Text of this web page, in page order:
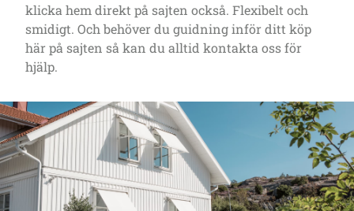
klicka hem direkt på sajten också. Flexibelt och
smidigt. Och behöver du guidning inför ditt köp
här på sajten så kan du alltid kontakta oss för
hjälp.